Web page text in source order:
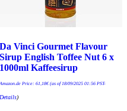
Da Vinci Gourmet Flavour
Sirup English Toffee Nut 6 x
1000ml Kaffeesirup
Amazon.de Price: 61,18€(as of 18/09/2025 01:56 PST-
Details)